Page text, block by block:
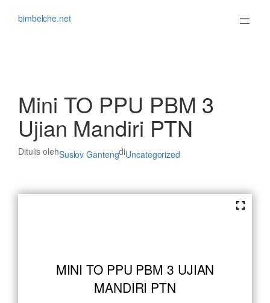
bimbelche.net
Mini TO PPU PBM 3
Ujian Mandiri PTN
Ditulis olehSuslov GantengdiUncategorized
MINI TO PPU PBM 3 UJIAN
MANDIRI PTN